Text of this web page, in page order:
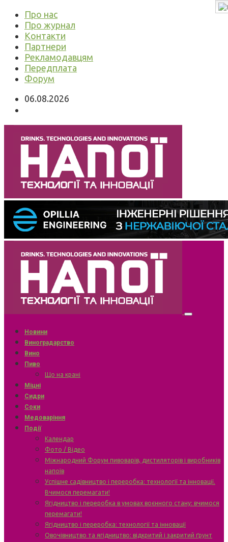
Про нас
Про журнал
Контакти
Партнери
Рекламодавцям
Передплата
Форум
06.08.2026
Новини
Виноградарство
Вино
Пиво
Що на крані
Міцні
Сидри
Соки
Медоваріння
Події
Календар
Фото / Відео
Міжнародний Форум пивоварів, дистиляторів і виробників
напоїв
Успішне садівництво і переробка: технології та інновації.
Вчимося перемагати!
Ягідництво і переробка в умовах воєнного стану: вчимося
перемагати!
Ягідництво і переробка: технології та інновації
Овочівництво та ягідництво: відкритий і закритий ґрунт